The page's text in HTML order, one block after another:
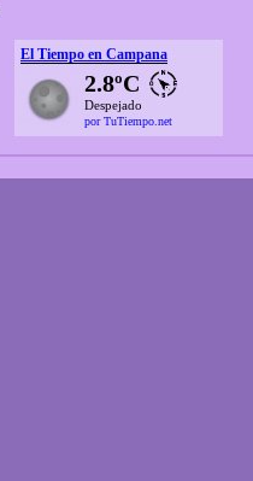
El Tiempo en Campana
2.8ºC
Despejado
por TuTiempo.net